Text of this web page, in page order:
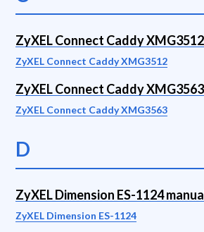
ZyXEL Connect Caddy
ZyXEL Connect Caddy XMG3512
ZyXEL Connect Caddy
ZyXEL Connect Caddy XMG3563
D
ZyXEL Dimension ES-1124
ZyXEL Dimension ES-1124